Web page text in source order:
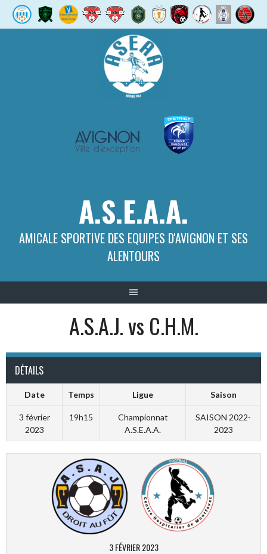
A.S.E.A.A.
AMICALE SPORTIVE DES EQUIPES D'AVIGNON ET SES
ALENTOURS
A.S.A.J. vs C.H.M.
DÉTAILS
Date Temps Ligue Saison
3 février
2023
19h15
Championnat
A.S.E.A.A.
SAISON 2022-
2023
3 FÉVRIER 2023